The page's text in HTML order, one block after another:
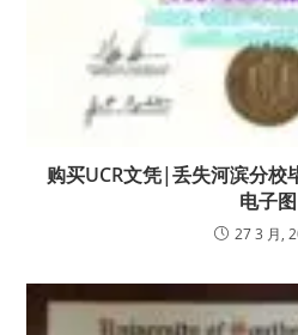
购买UCR文凭|丢失河滨分
电子图
27 3 月,